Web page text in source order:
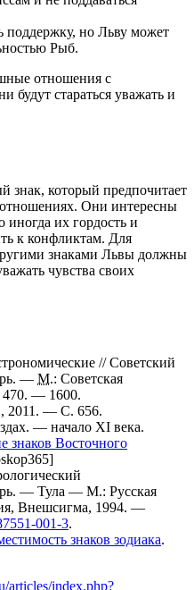
поддержку, но Льву может
Рыб.
отношения с
будут стараться уважать и
который предпочитает
Они интересны
иногда их гордость и
к конфликтам. Для
знаками Львы должны
чувства своих
// Советский
— М.: Советская
— 1600.
2011. — С. 656.
— начало XI века.
знаков Восточного
— Тула — М.: Русская
Внешсигма, 1994. —
001-3.
знаков зодиака.
articles/index.php?